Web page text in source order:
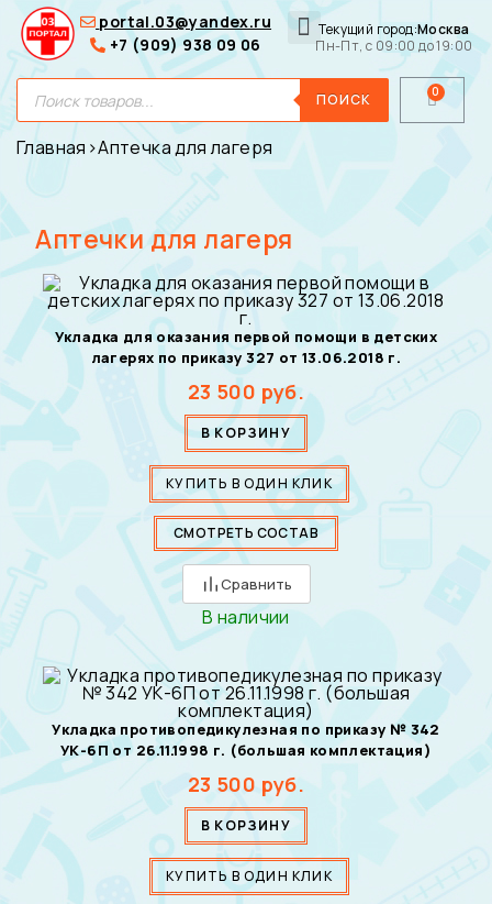
Текущий город:Москва
Пн-Пт, с 09:00 до 19:00
portal.03@yandex.ru
+7 (909) 938 09 06
ПОИСК
Главная ›Аптечка для лагеря
Аптечки для лагеря
Укладка для оказания первой помощи в детских
лагерях по приказу 327 от 13.06.2018 г.
23 500 руб.
В КОРЗИНУ
КУПИТЬ В ОДИН КЛИК
СМОТРЕТЬ СОСТАВ
Сравнить
В наличии
Укладка противопедикулезная по приказу № 342
УК-6П от 26.11.1998 г. (большая комплектация)
23 500 руб.
В КОРЗИНУ
КУПИТЬ В ОДИН КЛИК